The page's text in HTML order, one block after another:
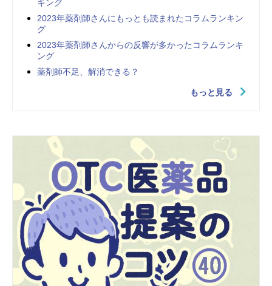
キング
2023年薬剤師さんにもっとも読まれたコラムランキン
グ
2023年薬剤師さんからの反響が多かったコラムランキ
ング
薬剤師不足、解消できる？
もっと見る